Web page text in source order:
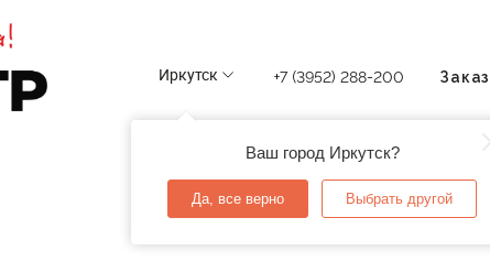
Иркутск
Ваш город Иркутск?
Да, все верно Выбрать другой
+7 (3952) 288-200